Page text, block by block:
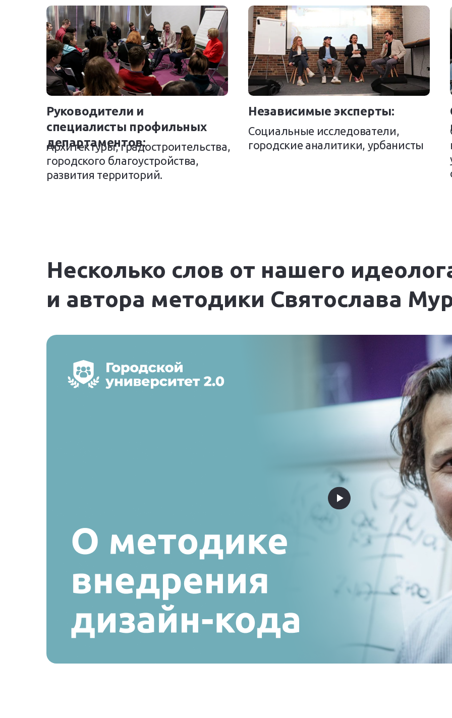
Социальные исследователи,
городские аналитики, урбанисты
Архитектуры, градостроительства,
городского благоустройства,
развития территорий.
Руководители и
специалисты профильных
департаментов:
Независимые эксперты:
Несколько слов от нашего
и автора методики Святослава